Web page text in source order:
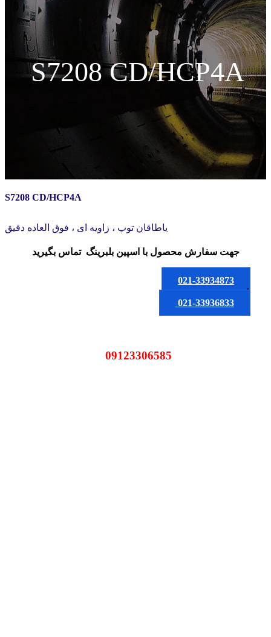
S7208 CD/HCP4A
S7208 CD/HCP4A
یاطاقان توپ ، زاویه ای ، فوق العاده دقیق
جهت سفارش محصولبا اسپین بلبرینگ تماس بگیرید
021-33934873
یا
021-33936833